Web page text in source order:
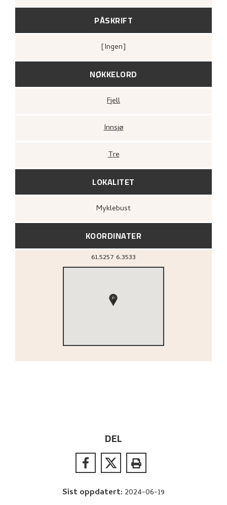
PÅSKRIFT
[ingen]
NØKKELORD
Fjell
Innsjø
Tre
LOKALITET
Myklebust
KOORDINATER
61.5257 6.3533
1
DEL
Sist oppdatert: 2024-06-19